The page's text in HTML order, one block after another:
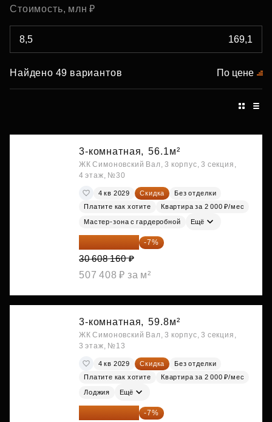
Стоимость, млн ₽
Найдено 49 вариантов По цене
3-комнатная, 56.1м²
ЖК Симоновский Вал, 3 корпус, 3 секция,
4 этаж, №30
4 кв 2029 Скидка
Без отделки
Платите как хотите
Квартира за 2 000 ₽/мес
Мастер-зона с гардеробной Ещё
28 465 589 ₽ -7%
30 608 160 ₽
507 408 ₽ за м²
3-комнатная, 59.8м²
ЖК Симоновский Вал, 3 корпус, 3 секция,
3 этаж, №13
4 кв 2029 Скидка
Без отделки
Платите как хотите
Квартира за 2 000 ₽/мес
Лоджия Ещё
28 618 964 ₽ -7%